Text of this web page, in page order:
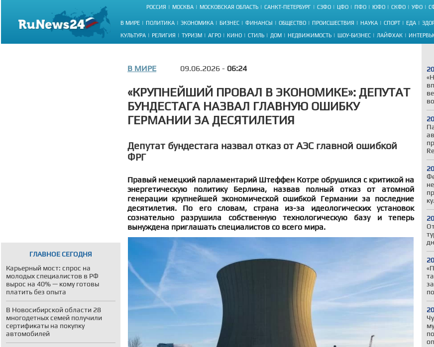
РОССИЯ МОСКВА МОСКОВСКАЯ ОБЛАСТЬ САНКТ-ПЕТЕРБУРГ СЗФО ЦФО ПФО ЮФО СКФО УФО
В МИРЕ ПОЛИТИКА ЭКОНОМИКА БИЗНЕС ФИНАНСЫ ОБЩЕСТВО ПРОИСШЕСТВИЯ НАУКА СПОРТ ЕДА
КУЛЬТУРА РЕЛИГИЯ ТУРИЗМ АГРО КИНО СТИЛЬ ДОМ НЕДВИЖИМОСТЬ ШОУ-БИЗНЕС ЛАЙФХАК
ГЛАВНОЕ СЕГОДНЯ
Карьерный мост: спрос на
молодых специалистов в РФ
вырос на 40% — кому готовы
платить без опыта
В Новосибирской области 28
многодетных семей получили
сертификаты на покупку
автомобилей
В МИРЕ 09.06.2026 - 06:24
«КРУПНЕЙШИЙ ПРОВАЛ В ЭКОНОМИКЕ»: ДЕПУТАТ
БУНДЕСТАГА НАЗВАЛ ГЛАВНУЮ ОШИБКУ
ГЕРМАНИИ ЗА ДЕСЯТИЛЕТИЯ
Депутат бундестага назвал отказ от АЭС главной ошибкой
ФРГ
Правый немецкий парламентарий Штеффен Котре обрушился с критикой на
энергетическую политику Берлина, назвав полный отказ от атомной
генерации крупнейшей экономической ошибкой Германии за последние
десятилетия. По его словам, страна из-за идеологических установок
сознательно разрушила собственную технологическую базу и теперь
вынуждена приглашать специалистов со всего мира.